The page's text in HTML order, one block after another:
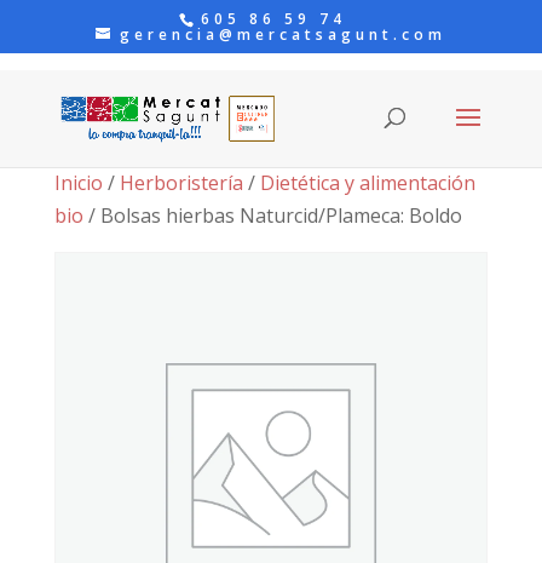
605 86 59 74
gerencia@mercatsagunt.com
Inicio / Herboristería / Dietética y alimentación
bio / Bolsas hierbas Naturcid/Plameca: Boldo